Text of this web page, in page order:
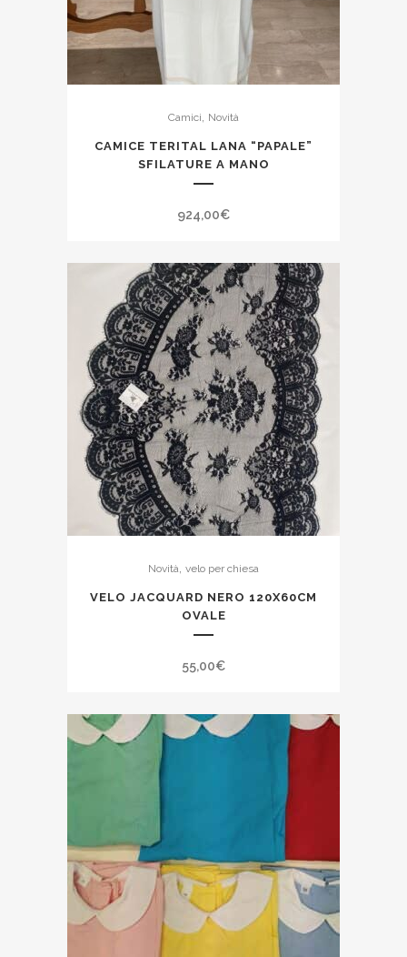
Camici Novità
CAMICE TERITAL LANA “PAPALE”
SFILATURE A MANO
924,00€
Novità velo per chiesa
VELO JACQUARD NERO 120X60CM
OVALE
55,00€